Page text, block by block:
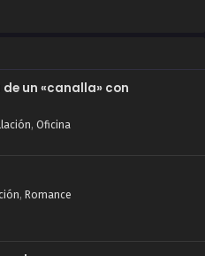
un «canalla» con
, Oficina
, Romance